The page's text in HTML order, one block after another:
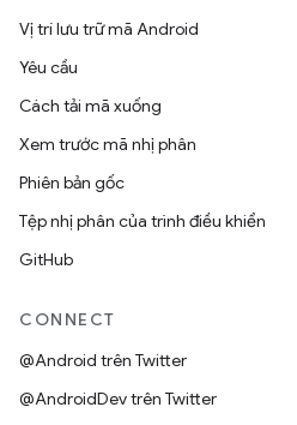
Vị trí lưu trữ mã Android
Yêu cầu
Cách tải mã xuống
Xem trước mã nhị phân
Phiên bản gốc
Tệp nhị phân của trình điều khiển
GitHub
CONNECT
@Android trên Twitter
@AndroidDev trên Twitter